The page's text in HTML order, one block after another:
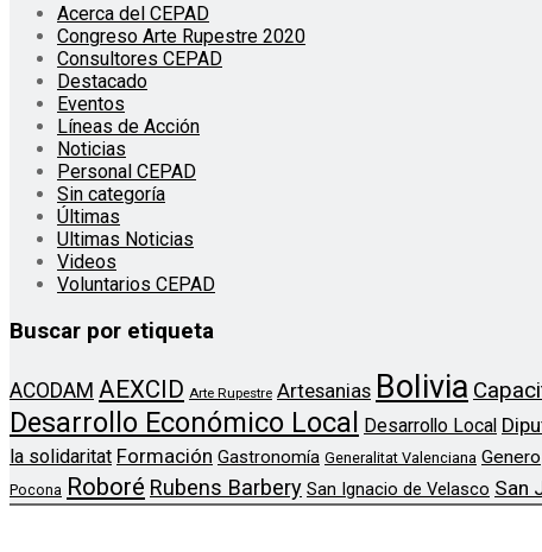
Acerca del CEPAD
Congreso Arte Rupestre 2020
Consultores CEPAD
Destacado
Eventos
Líneas de Acción
Noticias
Personal CEPAD
Sin categoría
Últimas
Ultimas Noticias
Videos
Voluntarios CEPAD
Buscar por etiqueta
ACODAM AEXCID Arte Rupestre Artesanias Bolivia
Desarrollo Económico Local Desarrollo Local
la solidaritat Formación Gastronomía Generalitat Valenciana Genero
Pocona Roboré Rubens Barbery San Ignacio de Velasco San